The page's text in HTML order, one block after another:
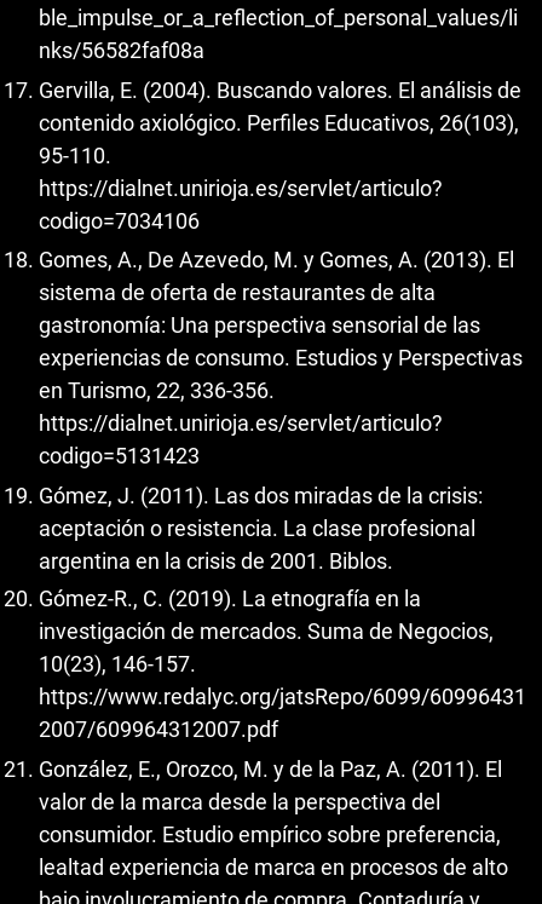
ble_impulse_or_a_reflection_of_personal_values/li
nks/56582faf08a
Gervilla, E. (2004). Buscando valores. El análisis de
contenido axiológico. Perfiles Educativos, 26(103),
95-110.
https://dialnet.unirioja.es/servlet/articulo?
codigo=7034106
Gomes, A., De Azevedo, M. y Gomes, A. (2013). El
sistema de oferta de restaurantes de alta
gastronomía: Una perspectiva sensorial de las
experiencias de consumo. Estudios y Perspectivas
en Turismo, 22, 336-356.
https://dialnet.unirioja.es/servlet/articulo?
codigo=5131423
Gómez, J. (2011). Las dos miradas de la crisis:
aceptación o resistencia. La clase profesional
argentina en la crisis de 2001. Biblos.
Gómez-R., C. (2019). La etnografía en la
investigación de mercados. Suma de Negocios,
10(23), 146-157.
https://www.redalyc.org/jatsRepo/6099/60996431
2007/609964312007.pdf
González, E., Orozco, M. y de la Paz, A. (2011). El
valor de la marca desde la perspectiva del
consumidor. Estudio empírico sobre preferencia,
lealtad experiencia de marca en procesos de alto